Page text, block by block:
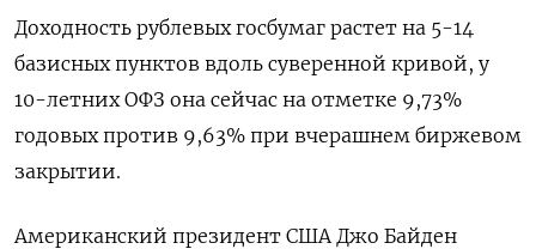
Доходность рублевых госбумаг растет на 5-14
базисных пунктов вдоль суверенной кривой, у
10-летних ОФЗ она сейчас на отметке 9,73%
годовых против 9,63% при вчерашнем биржевом
закрытии.
Американский президент США Джо Байден